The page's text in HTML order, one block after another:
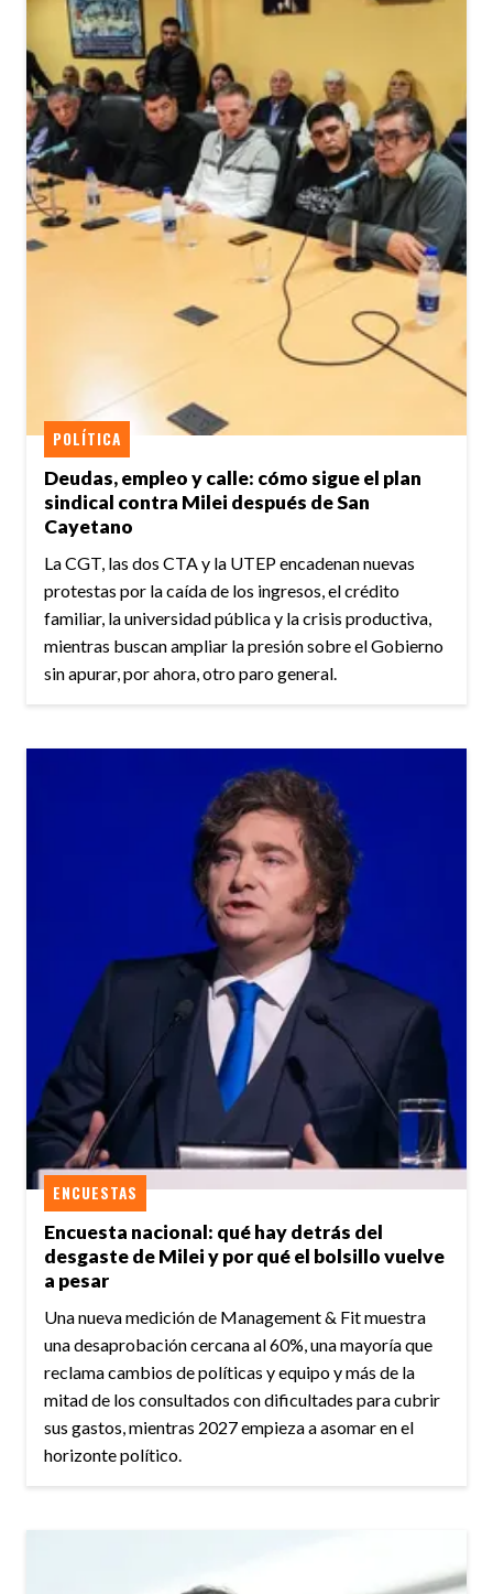
Deudas, empleo y calle: cómo sigue el plan
sindical contra Milei después de San
Cayetano
POLÍTICA
La CGT, las dos CTA y la UTEP encadenan nuevas
protestas por la caída de los ingresos, el crédito
familiar, la universidad pública y la crisis productiva,
mientras buscan ampliar la presión sobre el Gobierno
sin apurar, por ahora, otro paro general.
Encuesta nacional: qué hay detrás del
desgaste de Milei y por qué el bolsillo vuelve
a pesar
ENCUESTAS
Una nueva medición de Management & Fit muestra
una desaprobación cercana al 60%, una mayoría que
reclama cambios de políticas y equipo y más de la
mitad de los consultados con dificultades para cubrir
sus gastos, mientras 2027 empieza a asomar en el
horizonte político.